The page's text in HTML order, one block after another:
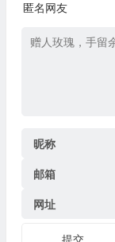
匿名网友
昵称
邮箱
网址
提交